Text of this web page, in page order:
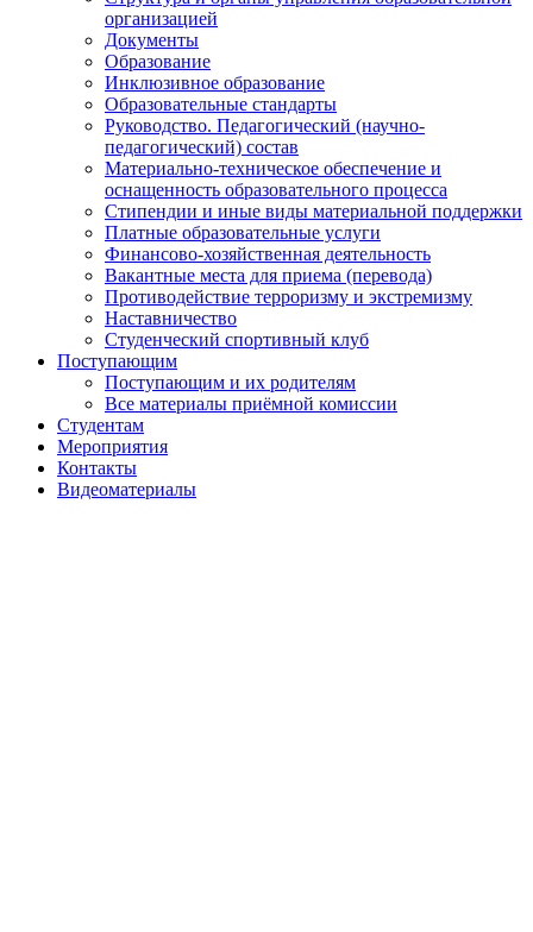
организацией
Документы
Образование
Инклюзивное образование
Образовательные стандарты
Руководство. Педагогический (научно-
педагогический) состав
Материально-техническое обеспечение и
оснащенность образовательного процесса
Стипендии и иные виды материальной поддержки
Платные образовательные услуги
Финансово-хозяйственная деятельность
Вакантные места для приема (перевода)
Противодействие терроризму и экстремизму
Наставничество
Студенческий спортивный клуб
Поступающим
Поступающим и их родителям
Все материалы приёмной комиссии
Студентам
Мероприятия
Контакты
Видеоматериалы